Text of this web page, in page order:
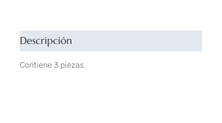
Descripción
Contiene 3 piezas.